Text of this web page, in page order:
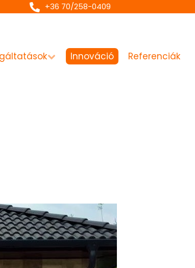
+36 70/258-0409
Innováció Referenciák